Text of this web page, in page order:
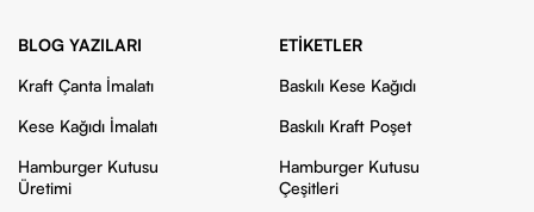
BLOG YAZILARI
Kraft Çanta İmalatı
Kese Kağıdı İmalatı
Hamburger Kutusu
Üretimi
ETIKETLER
Baskılı Kese Kağıdı
Baskılı Kraft Poşet
Hamburger Kutusu
Çeşitleri